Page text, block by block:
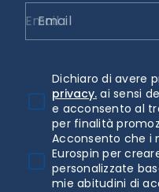
Email
Dichiaro di avere
privacy. ai sensi
e acconsento al
per finalità
Acconsento che i
Eurospin per
personalizzate
mie abitudini di